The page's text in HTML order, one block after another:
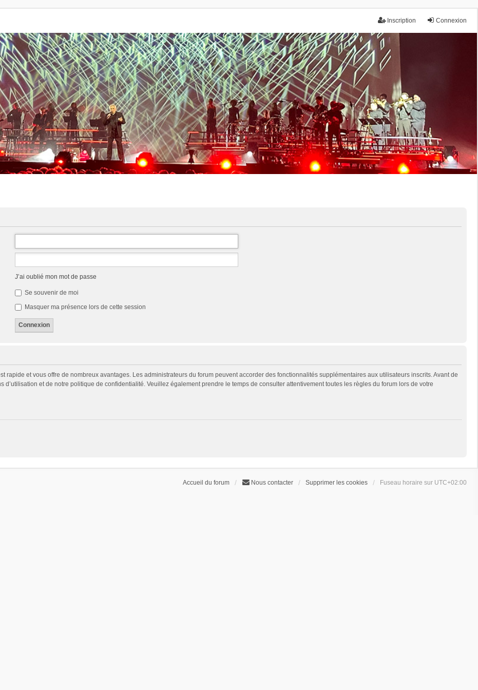
Connexion
Inscription
J’ai oublié mon mot de passe
Se souvenir de moi
Masquer ma présence lors de cette session
rapide et vous offre de nombreux avantages. Les administrateurs du forum peuvent accorder des fonctionnalités supplémentaires aux utilisateurs inscrits. Avant de
et de notre politique de confidentialité. Veuillez également prendre le temps de consulter attentivement toutes les règles du forum lors de votre
Accueil du forum Nous contacter Supprimer les cookies Fuseau horaire sur UTC+02:00